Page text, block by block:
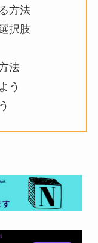
方法
択肢
法
う